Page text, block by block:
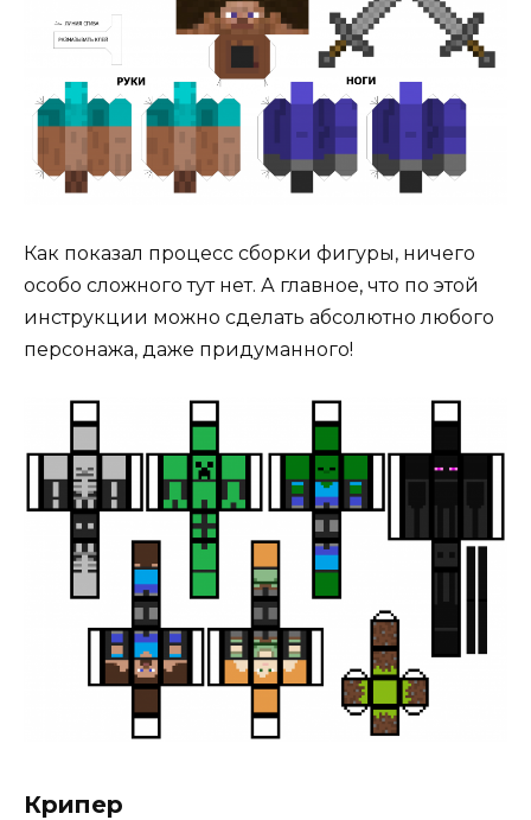
Как показал процесс сборки фигуры, ничего
особо сложного тут нет. А главное, что по этой
инструкции можно сделать абсолютно любого
персонажа, даже придуманного!
Крипер